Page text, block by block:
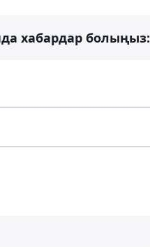
хабардар болыңыз: